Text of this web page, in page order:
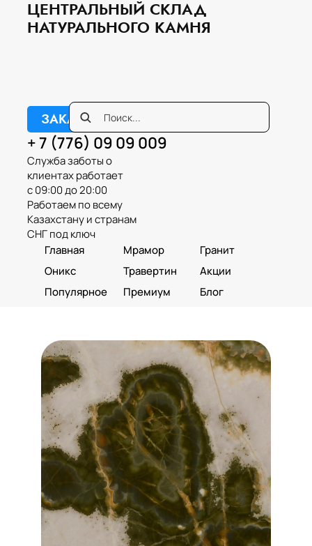
ЦЕНТРАЛЬНЫЙ СКЛАД
НАТУРАЛЬНОГО КАМНЯ
ЗАКАЗАТЬ ЗВОНОК
+ 7 (776) 09 09 009
Служба заботы о
клиентах работает
с 09:00 до 20:00
Работаем по всему
Казахстану и странам
СНГ под ключ
Главная
Мрамор
Гранит
Оникс
Травертин
Акции
Популярное
Премиум Блог